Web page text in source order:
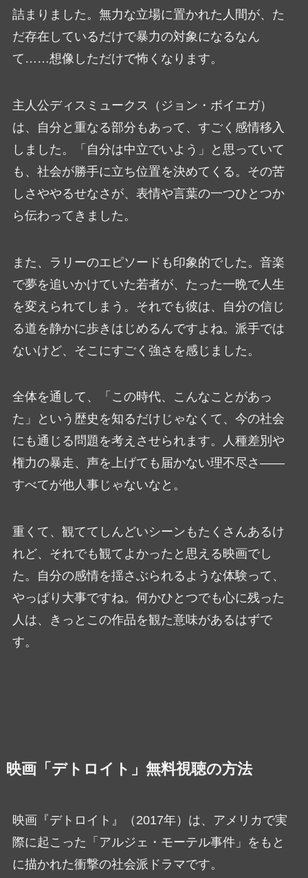
詰まりました。無力な立場に置かれた人間が、た
だ存在しているだけで暴力の対象になるなん
て……想像しただけで怖くなります。
主人公ディスミュークス（ジョン・ボイエガ）
は、自分と重なる部分もあって、すごく感情移入
しました。「自分は中立でいよう」と思っていて
も、社会が勝手に立ち位置を決めてくる。その苦
しさややるせなさが、表情や言葉の一つひとつか
ら伝わってきました。
また、ラリーのエピソードも印象的でした。音楽
で夢を追いかけていた若者が、たった一晩で人生
を変えられてしまう。それでも彼は、自分の信じ
る道を静かに歩きはじめるんですよね。派手では
ないけど、そこにすごく強さを感じました。
全体を通して、「この時代、こんなことがあっ
た」という歴史を知るだけじゃなくて、今の社会
にも通じる問題を考えさせられます。人種差別や
権力の暴走、声を上げても届かない理不尽さ――
すべてが他人事じゃないなと。
重くて、観ててしんどいシーンもたくさんあるけ
れど、それでも観てよかったと思える映画でし
た。自分の感情を揺さぶられるような体験って、
やっぱり大事ですね。何かひとつでも心に残った
人は、きっとこの作品を観た意味があるはずで
す。
映画「デトロイト」無料視聴の方法
映画『デトロイト』（2017年）は、アメリカで実
際に起こった「アルジェ・モーテル事件」をもと
に描かれた衝撃の社会派ドラマです。